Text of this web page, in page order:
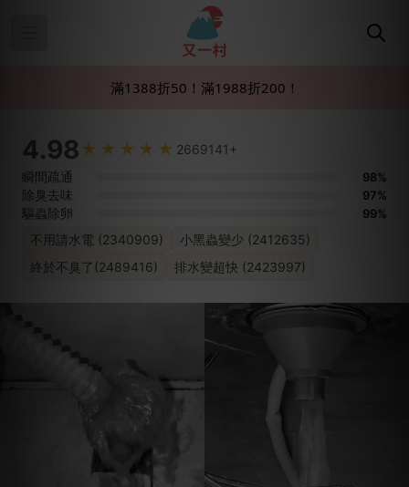
滿1388折50！滿1988折200！
4.98
2669141+
瞬間疏通
98%
除臭去味 97%
驅蟲除卵 99%
不用請水電 (2340909)
小黑蟲變少 (2412635)
終於不臭了(2489416)
排水變超快 (2423997)